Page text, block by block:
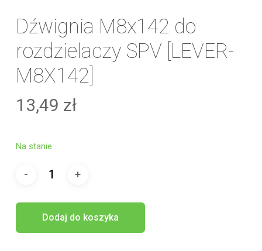
Dźwignia M8x142 do
rozdzielaczy SPV [LEVER-
M8X142]
13,49 zł
Na stanie
Dodaj do koszyka